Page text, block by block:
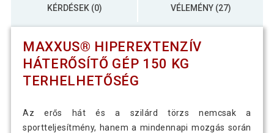
KÉRDÉSEK (0) VÉLEMÉNY (27)
MAXXUS® HIPEREXTENZÍV
HÁTERŐSÍTŐ GÉP 150 KG
TERHELHETŐSÉG
Az erős hát és a szilárd törzs nemcsak a
sportteljesítmény, hanem a mindennapi mozgás során